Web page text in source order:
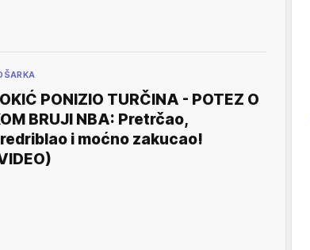
PONIZIO TURČINA - POTEZ O
BRUJI NBA: Pretrčao,
i moćno zakucao!